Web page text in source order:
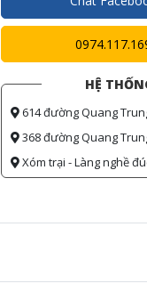
HỆ
614 đường Quang
368 đường Quang
Xóm trại - Làng nghề